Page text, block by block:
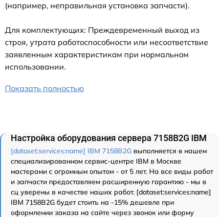
(например, неправильная установка запчасти).
Для комплектующих: Преждевременный выход из
строя, утрата работоспособности или несоответствие
заявленным характеристикам при нормальном
использовании.
Показать полностью
Настройка оборудования сервера 7158B2G IBM
[dataset:services:name] IBM 7158B2G выполняется в нашем
специализированном сервис-центре IBM в Москве
мастерами с огромным опытом - от 5 лет. На все виды работ
и запчасти предоставляем расширенную гарантию - мы в
сц уверены в качестве наших работ. [dataset:services:name]
IBM 7158B2G будет стоить на -15% дешевле при
оформлении заказа на сайте через звонок или форму